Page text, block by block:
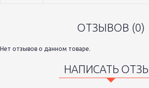
ОТЗЫВОВ (0)
Нет отзывов о данном товаре.
НАПИСАТЬ